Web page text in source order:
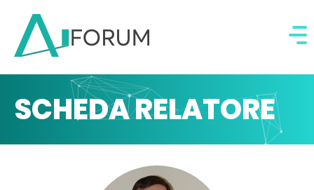
SCHEDA RELATORE